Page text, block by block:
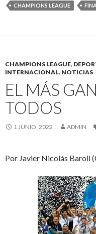
CHAMPIONS LEAGUE
CHAMPIONS LEAGUE,
INTERNACIONAL, NOTICIAS
EL MÁS
TODOS
1 JUNIO, 2022 ADMIN
Por Javier Nicolás Baroli